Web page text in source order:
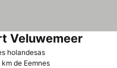
holandesas
Veluwemeer
de Eemnes